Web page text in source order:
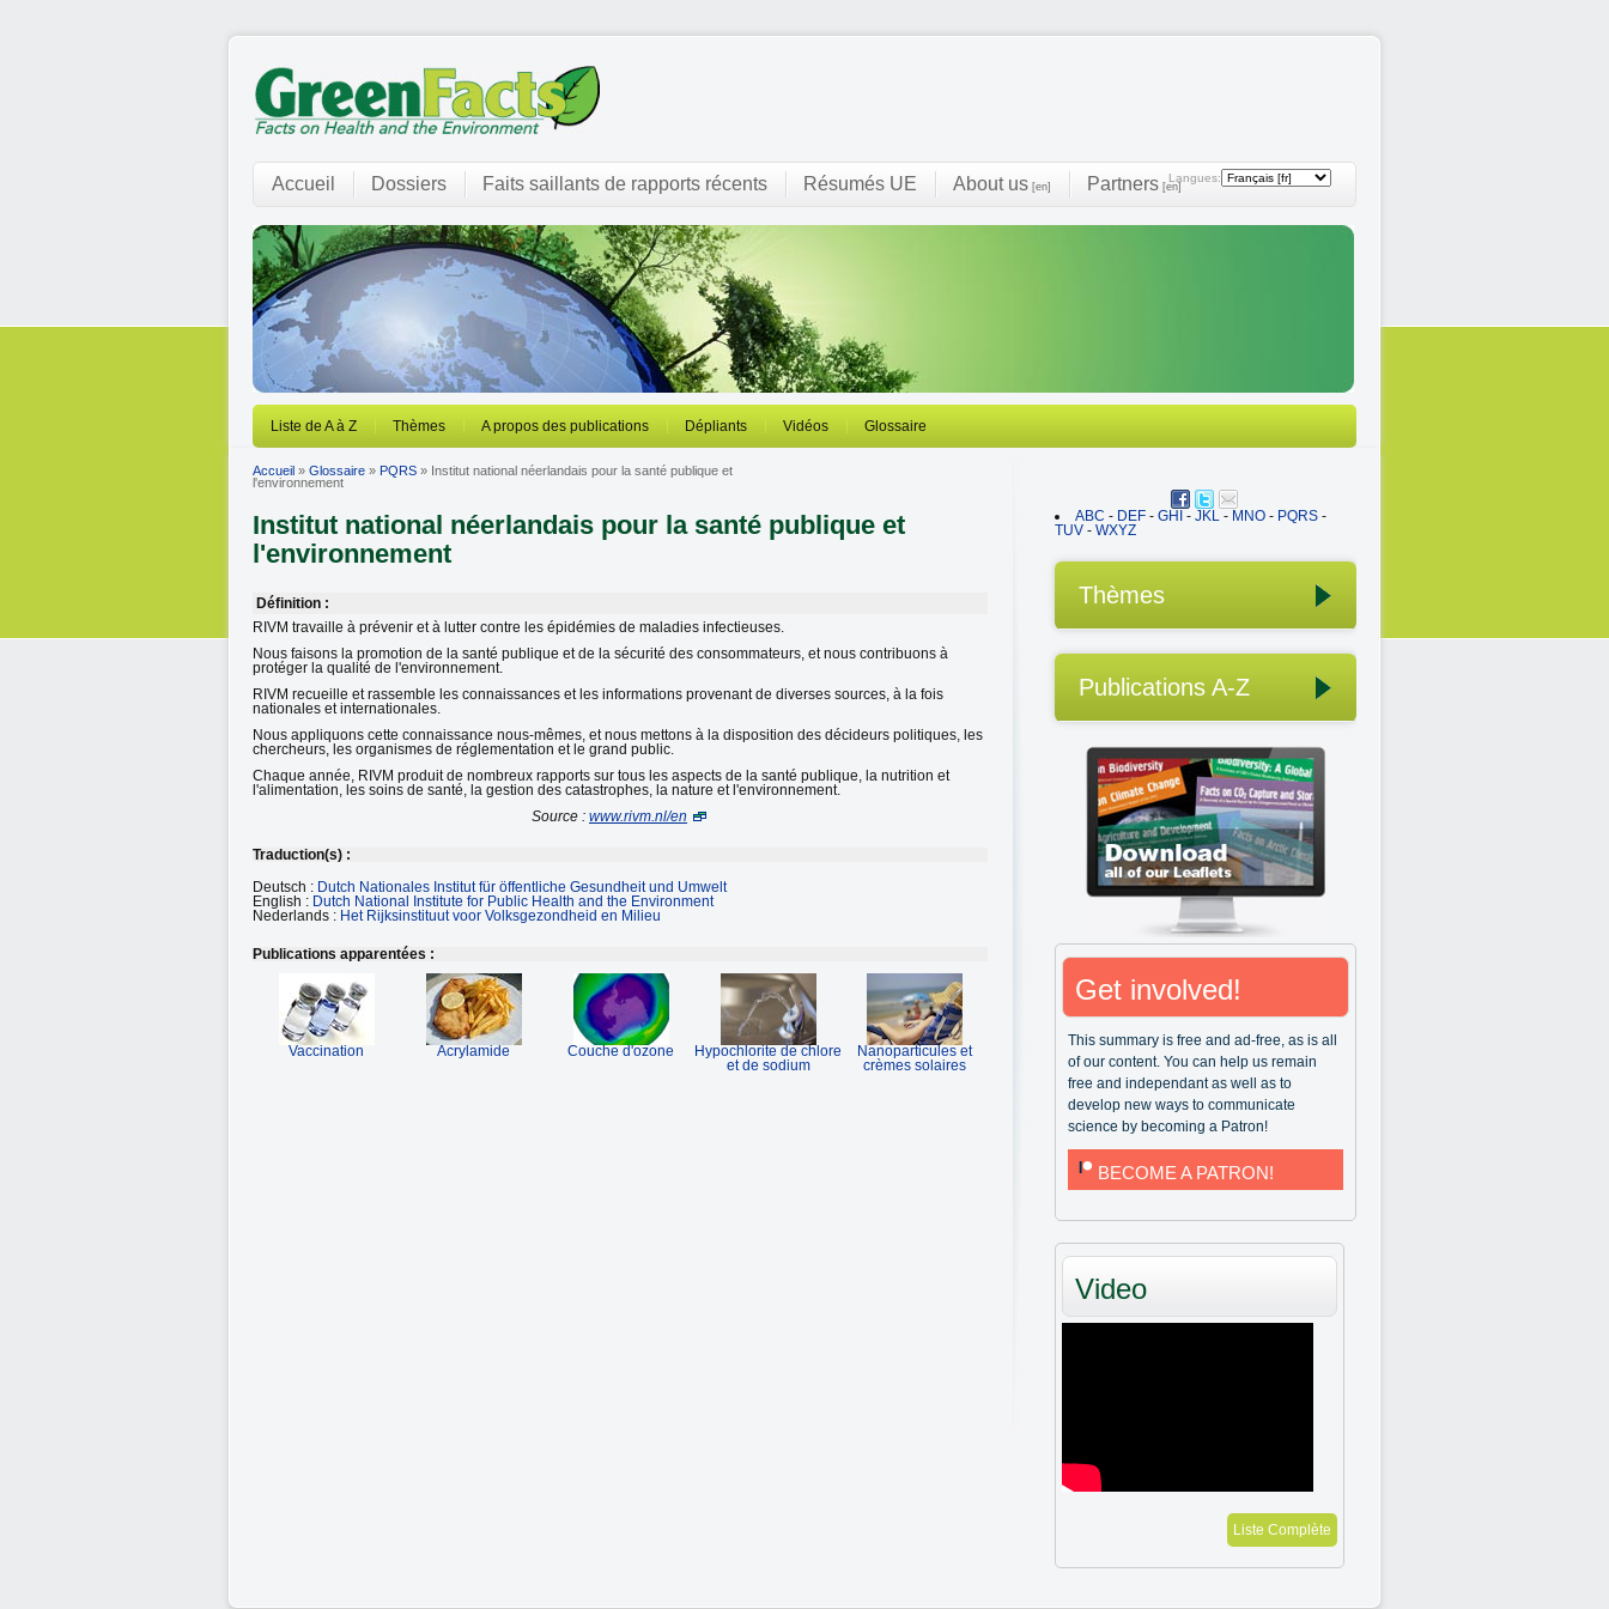
Langues:
Accueil Dossiers Faits saillants de rapports récents Résumés UE About us [en] Partners [en]
Liste de A à Z Thèmes A propos des publications Dépliants Vidéos Glossaire
Accueil » Glossaire » PQRS » Institut national néerlandais pour la santé publique et
l'environnement
Institut national néerlandais pour la santé publique et
l'environnement
Définition :
RIVM travaille à prévenir et à lutter contre les épidémies de maladies infectieuses.
Nous faisons la promotion de la santé publique et de la sécurité des consommateurs, et nous contribuons à
protéger la qualité de l'environnement.
RIVM recueille et rassemble les connaissances et les informations provenant de diverses sources, à la fois
nationales et internationales.
Nous appliquons cette connaissance nous-mêmes, et nous mettons à la disposition des décideurs politiques, les
chercheurs, les organismes de réglementation et le grand public.
Chaque année, RIVM produit de nombreux rapports sur tous les aspects de la santé publique, la nutrition et
l'alimentation, les soins de santé, la gestion des catastrophes, la nature et l'environnement.
Source : www.rivm.nl/en
Traduction(s) :
Deutsch : Dutch Nationales Institut für öffentliche Gesundheit und Umwelt
English : Dutch National Institute for Public Health and the Environment
Nederlands : Het Rijksinstituut voor Volksgezondheid en Milieu
Publications apparentées :
Vaccination Acrylamide Couche d'ozone
Hypochlorite de chlore
et de sodium
Nanoparticules et
crèmes solaires
ABC - DEF - GHI - JKL - MNO - PQRS -
TUV - WXYZ
Thèmes
Publications A-Z
Get involved!
This summary is free and ad-free, as is all
of our content. You can help us remain
free and independant as well as to
develop new ways to communicate
science by becoming a Patron!
BECOME A PATRON!
Video
Liste Complète